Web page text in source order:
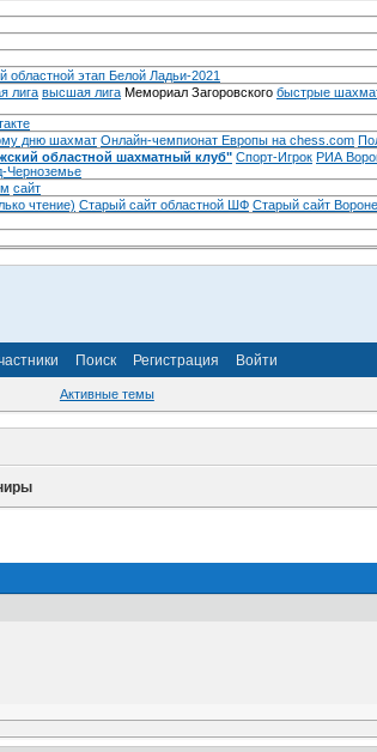
областной этап Белой Ладьи-2021
лига высшая лига Мемориал Загоровского быстрые
дню шахмат Онлайн-чемпионат Европы на chess.com
областной шахматный клуб" Спорт-Игрок РИА
Черноземье
сайт
чтение) Старый сайт областной ШФ Старый сайт
Поиск Регистрация Войти
Активные темы